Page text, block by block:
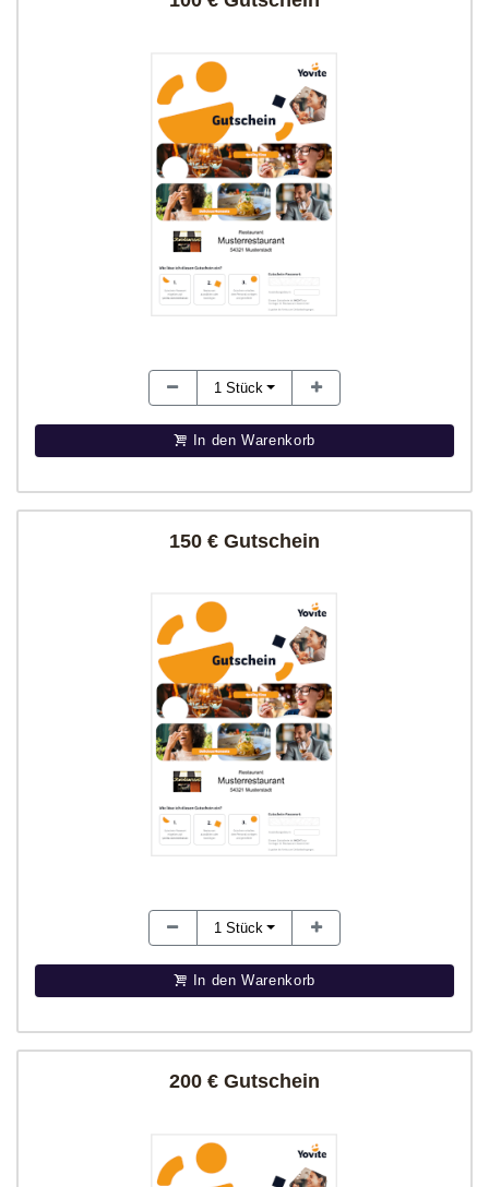
1 Stück
In den Warenkorb
150 € Gutschein
1 Stück
In den Warenkorb
200 € Gutschein